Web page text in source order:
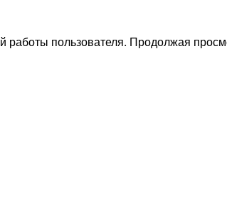
пользователя. Продолжая